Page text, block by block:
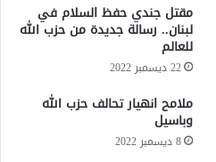
مقتل جندي حفظ السلام في
لبنان.. رسالة جديدة من حزب الله
للعالم
22 ديسمبر 2022
ملامح انهيار تحالف حزب الله
وباسيل
8 ديسمبر 2022